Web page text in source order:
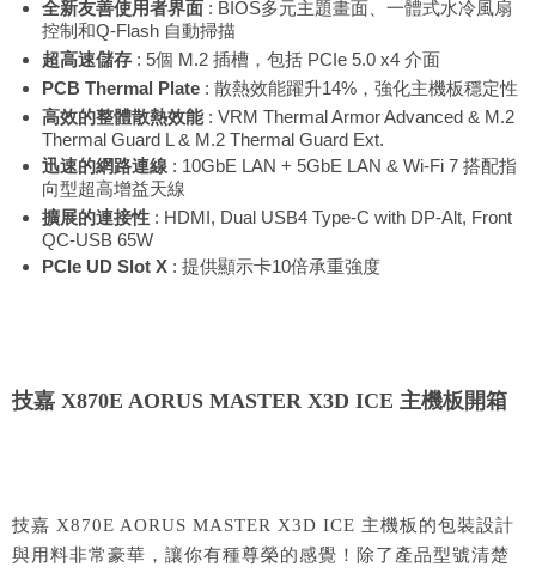
全新友善使用者界面 : BIOS多元主題畫面、一體式水冷風扇
控制和Q-Flash 自動掃描
超高速儲存 : 5個 M.2 插槽，包括 PCIe 5.0 x4 介面
PCB Thermal Plate : 散熱效能躍升14%，強化主機板穩定性
高效的整體散熱效能 : VRM Thermal Armor Advanced & M.2
Thermal Guard L & M.2 Thermal Guard Ext.
迅速的網路連線 : 10GbE LAN + 5GbE LAN & Wi-Fi 7 搭配指
向型超高增益天線
擴展的連接性 : HDMI, Dual USB4 Type-C with DP-Alt, Front
QC-USB 65W
PCIe UD Slot X : 提供顯示卡10倍承重強度
技嘉 X870E AORUS MASTER X3D ICE 主機板開箱
技嘉 X870E AORUS MASTER X3D ICE 主機板的包裝設計
與用料非常豪華，讓你有種尊榮的感覺！除了產品型號清楚